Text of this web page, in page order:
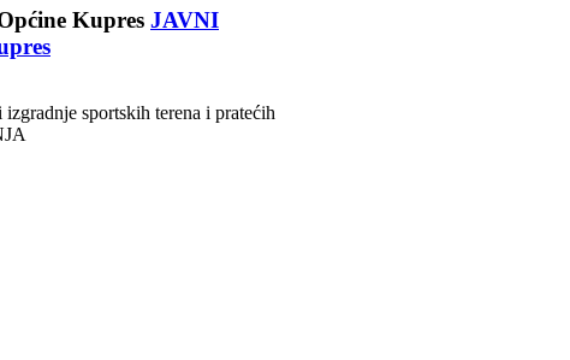
JAVNI
sportskih terena i pratećih